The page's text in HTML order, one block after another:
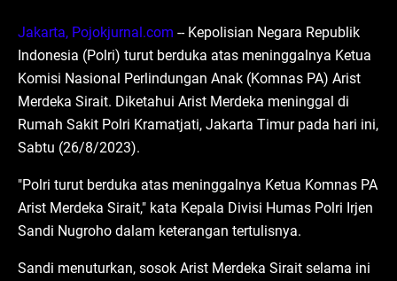
Jakarta, Pojokjurnal.com -- Kepolisian Negara Republik
Indonesia (Polri) turut berduka atas meninggalnya Ketua
Komisi Nasional Perlindungan Anak (Komnas PA) Arist
Merdeka Sirait. Diketahui Arist Merdeka meninggal di
Rumah Sakit Polri Kramatjati, Jakarta Timur pada hari ini,
Sabtu (26/8/2023).
"Polri turut berduka atas meninggalnya Ketua Komnas PA
Arist Merdeka Sirait," kata Kepala Divisi Humas Polri Irjen
Sandi Nugroho dalam keterangan tertulisnya.
Sandi menuturkan, sosok Arist Merdeka Sirait selama ini